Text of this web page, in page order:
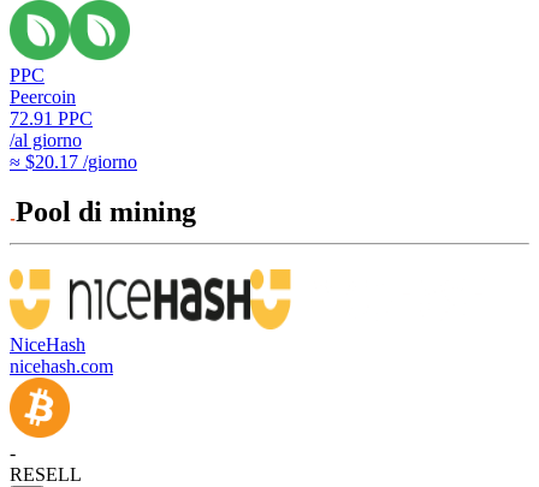
PPC
Peercoin
72.91 PPC
/al giorno
≈ $20.17 /giorno
Pool di mining
NiceHash
nicehash.com
-
RESELL